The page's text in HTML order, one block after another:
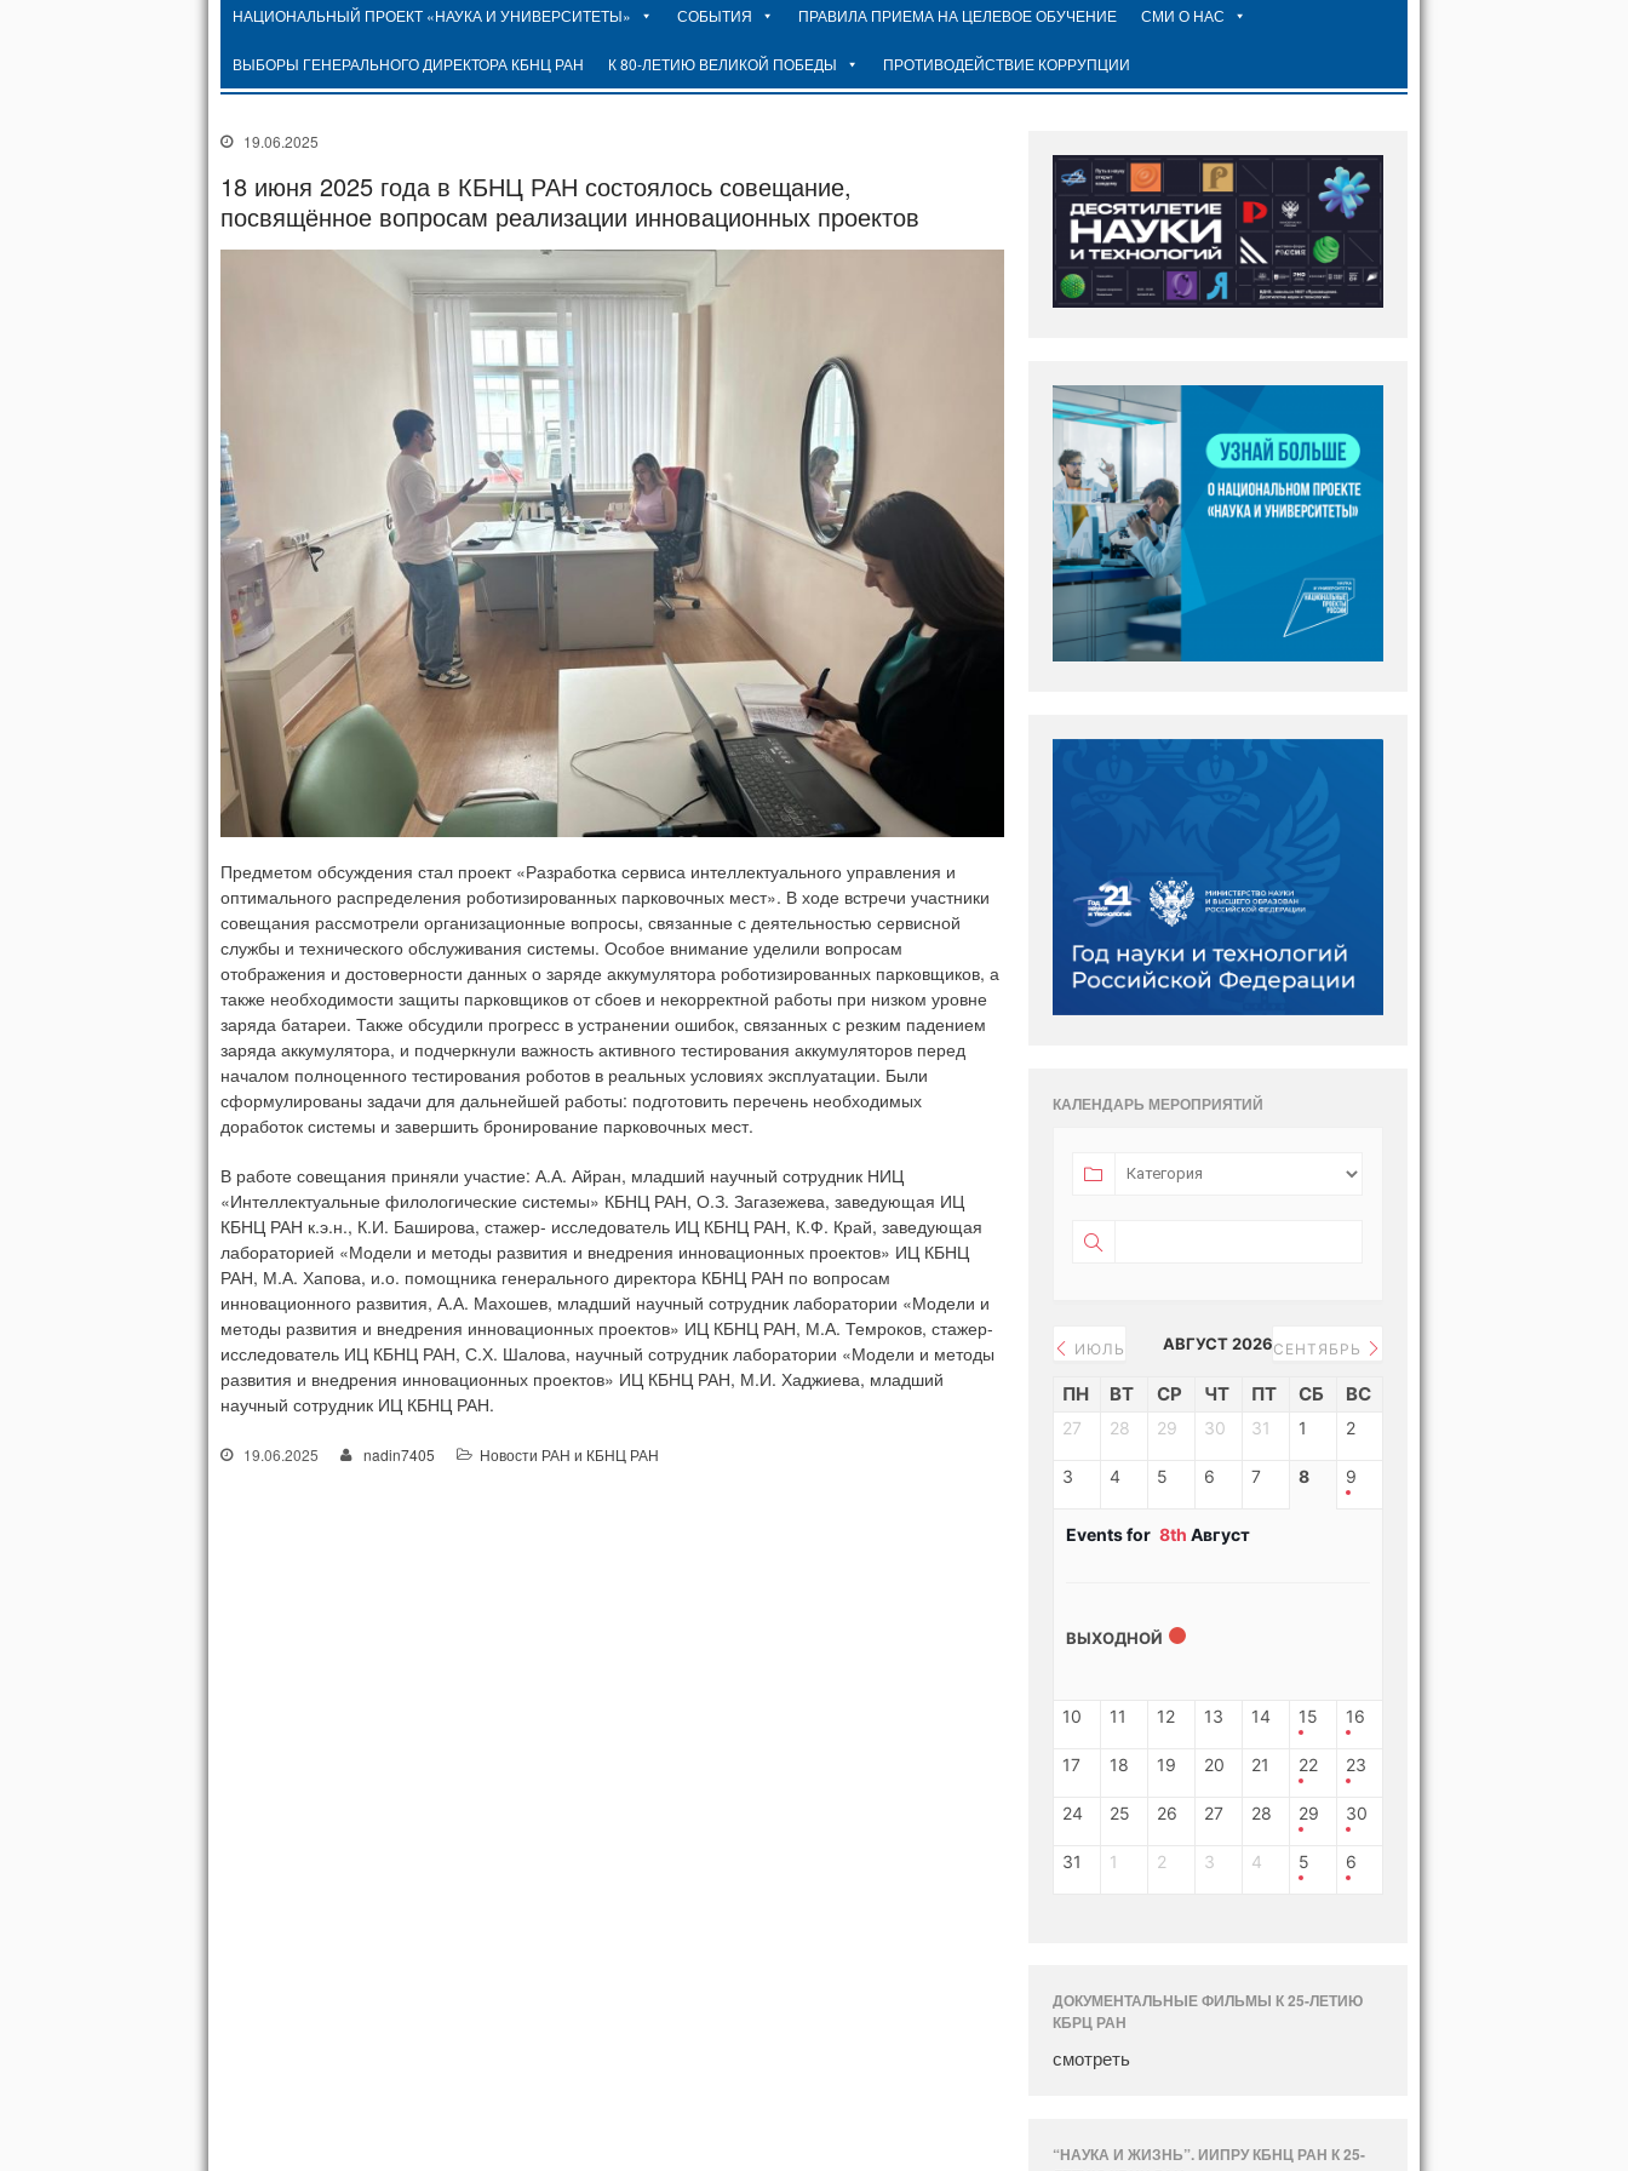
НАЦИОНАЛЬНЫЙ ПРОЕКТ «НАУКА И УНИВЕРСИТЕТЫ» СОБЫТИЯ ПРАВИЛА ПРИЕМА НА ЦЕЛЕВОЕ ОБУЧЕНИЕ СМИ О НАС
ВЫБОРЫ ГЕНЕРАЛЬНОГО ДИРЕКТОРА КБНЦ РАН К 80-ЛЕТИЮ ВЕЛИКОЙ ПОБЕДЫ ПРОТИВОДЕЙСТВИЕ КОРРУПЦИИ
19.06.2025
18 июня 2025 года в КБНЦ РАН состоялось совещание,
посвящённое вопросам реализации инновационных проектов
Предметом обсуждения стал проект «Разработка сервиса интеллектуального управления и
оптимального распределения роботизированных парковочных мест». В ходе встречи участники
совещания рассмотрели организационные вопросы, связанные с деятельностью сервисной
службы и технического обслуживания системы. Особое внимание уделили вопросам
отображения и достоверности данных о заряде аккумулятора роботизированных парковщиков, а
также необходимости защиты парковщиков от сбоев и некорректной работы при низком уровне
заряда батареи. Также обсудили прогресс в устранении ошибок, связанных с резким падением
заряда аккумулятора, и подчеркнули важность активного тестирования аккумуляторов перед
началом полноценного тестирования роботов в реальных условиях эксплуатации. Были
сформулированы задачи для дальнейшей работы: подготовить перечень необходимых
доработок системы и завершить бронирование парковочных мест.
В работе совещания приняли участие: А.А. Айран, младший научный сотрудник НИЦ
«Интеллектуальные филологические системы» КБНЦ РАН, О.З. Загазежева, заведующая ИЦ
КБНЦ РАН к.э.н., К.И. Баширова, стажер- исследователь ИЦ КБНЦ РАН, К.Ф. Край, заведующая
лабораторией «Модели и методы развития и внедрения инновационных проектов» ИЦ КБНЦ
РАН, М.А. Хапова, и.о. помощника генерального директора КБНЦ РАН по вопросам
инновационного развития, А.А. Махошев, младший научный сотрудник лаборатории «Модели и
методы развития и внедрения инновационных проектов» ИЦ КБНЦ РАН, М.А. Темроков, стажер-
исследователь ИЦ КБНЦ РАН, С.Х. Шалова, научный сотрудник лаборатории «Модели и методы
развития и внедрения инновационных проектов» ИЦ КБНЦ РАН, М.И. Хаджиева, младший
научный сотрудник ИЦ КБНЦ РАН.
19.06.2025 nadin7405 Новости РАН и КБНЦ РАН
КАЛЕНДАРЬ МЕРОПРИЯТИЙ
ИЮЛЬ АВГУСТ 2026СЕНТЯБРЬ
ПН ВТ СР ЧТ ПТ СБ ВС
27 28 29 30 31 1 2
3 4 5 6 7 8 9
Events for 8th Август
ВЫХОДНОЙ
10 11 12 13 14 15 16
17 18 19 20 21 22 23
24 25 26 27 28 29 30
31 1 2 3 4 5 6
ДОКУМЕНТАЛЬНЫЕ ФИЛЬМЫ К 25-ЛЕТИЮ
КБРЦ РАН
смотреть
“НАУКА И ЖИЗНЬ”. ИИПРУ КБНЦ РАН К 25-